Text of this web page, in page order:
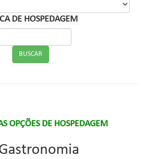
DE HOSPEDAGEM
OPÇÕES DE HOSPEDAGEM